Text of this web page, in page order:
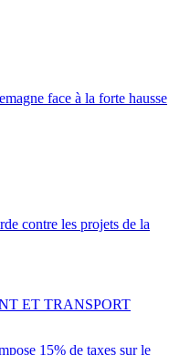
face à la forte hausse
contre les projets de la
15% de taxes sur le
ET TRANSPORT